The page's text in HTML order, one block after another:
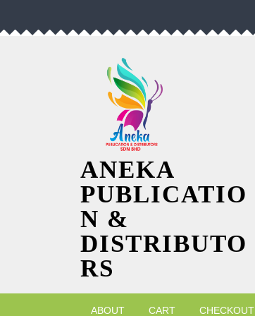
content
ANEKA
PUBLICATIO
N &
DISTRIBUTO
RS
ABOUT CART CHECKOUT